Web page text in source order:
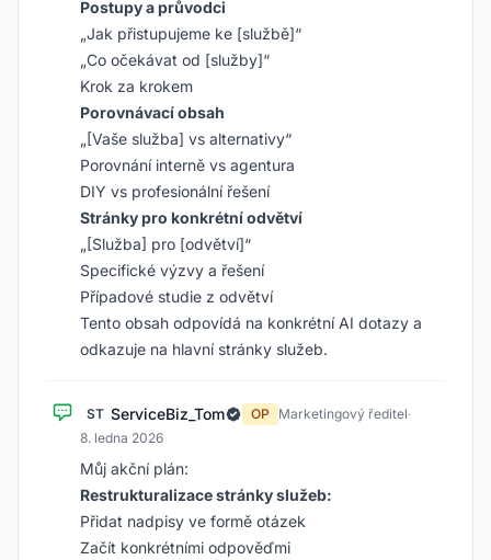
Postupy a průvodci
„Jak přistupujeme ke [službě]“
„Co očekávat od [služby]“
Krok za krokem
Porovnávací obsah
„[Vaše služba] vs alternativy“
Porovnání interně vs agentura
DIY vs profesionální řešení
Stránky pro konkrétní odvětví
„[Služba] pro [odvětví]“
Specifické výzvy a řešení
Případové studie z odvětví
Tento obsah odpovídá na konkrétní AI dotazy a
odkazuje na hlavní stránky služeb.
ST ServiceBiz_Tom OP Marketingový ředitel·
8. ledna 2026
Můj akční plán:
Restrukturalizace stránky služeb:
Přidat nadpisy ve formě otázek
Začít konkrétními odpověďmi